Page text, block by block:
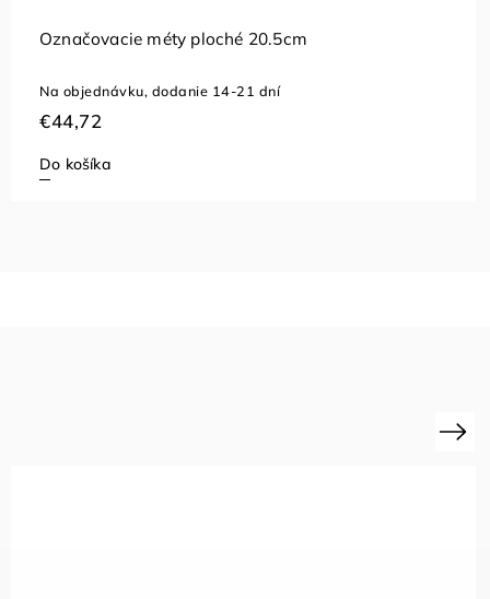
Označovacie méty ploché 20.5cm
Na objednávku, dodanie 14-21 dní
€44,72
Do košíka
Next